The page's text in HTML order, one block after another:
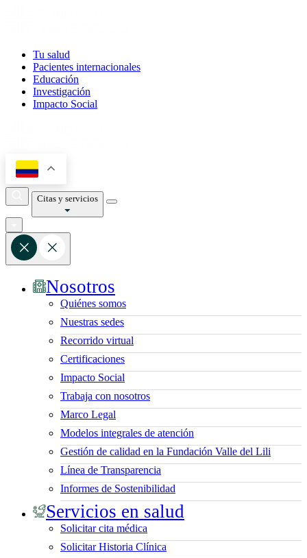
Tu salud
Pacientes internacionales
Educación
Investigación
Impacto Social
Citas y servicios
Nosotros
Quiénes somos
Nuestras sedes
Recorrido virtual
Certificaciones
Impacto Social
Trabaja con nosotros
Marco Legal
Modelos integrales de atención
Gestión de calidad en la Fundación Valle del Lili
Línea de Transparencia
Informes de Sostenibilidad
Servicios en salud
Solicitar cita médica
Solicitar Historia Clínica